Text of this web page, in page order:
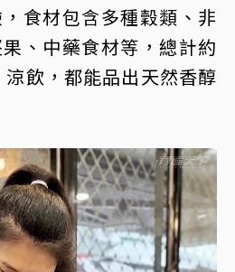
食材包含多種穀類、非
、中藥食材等，總計約
飲，都能品出天然香醇